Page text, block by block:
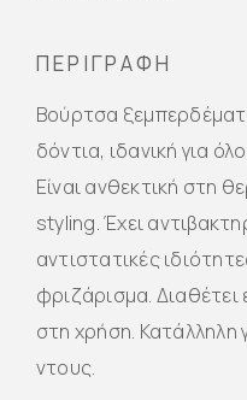
ΠΕΡΙΓΡΑΦΉ
Βούρτσα
δόντια, ιδανική για
Είναι ανθεκτική στη
styling. Έχει
αντιστατικές
φριζάρισμα. Διαθέτει
στη χρήση. Κατάλληλη
ντους.